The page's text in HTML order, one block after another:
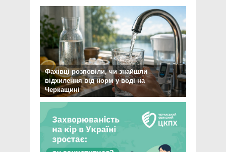
Фахівці розповіли, чи знайшли
відхилення від норм у воді на
Черкащині